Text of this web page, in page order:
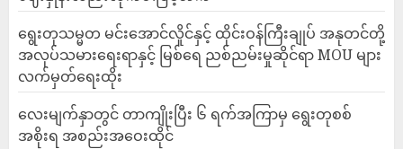
ရွေးတုသမ္မတ မင်းအောင်လှိုင်နှင့် ထိုင်းဝန်ကြီးချုပ် အနုတင်တို့
အလုပ်သမားရေးရာနှင့် မြစ်ရေ ညစ်ညမ်းမှုဆိုင်ရာ MOU များ
လက်မှတ်ရေးထိုး
လေးမျက်နှာတွင် တာကျိုးပြီး ၆ ရက်အကြာမှ ရွေးတုစစ်
အစိုးရ အစည်းအဝေးထိုင်